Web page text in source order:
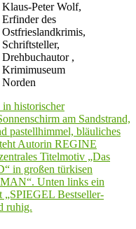
Klaus-Peter Wolf,
Erfinder des
Ostfrieslandkrimis,
Schriftsteller,
Drehbuchautor ,
Krimimuseum
Norden